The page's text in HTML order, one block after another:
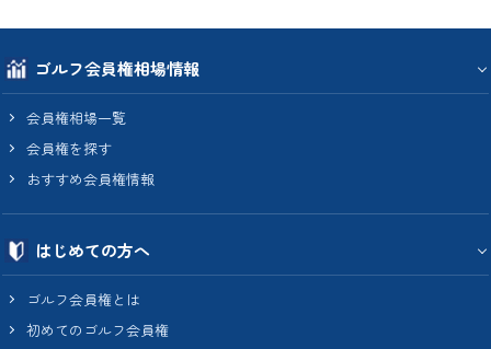
ゴルフ会員権相場情報
会員権相場一覧
会員権を探す
おすすめ会員権情報
はじめての方へ
ゴルフ会員権とは
初めてのゴルフ会員権